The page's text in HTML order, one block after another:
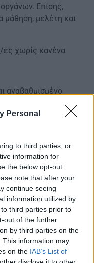
Personal
to third parties, or
information for
the below opt-out
note that after your
continue seeing
information utilized by
third parties prior to
out of the further
by third parties on the
This information may
on the IAB’s List of
Επίσης,
μάθηση, μελέτη και
ές χωρίς κανένα
αναβαθμισμένο
δωρεάν παροχές
τα παιδιά στο σπίτι
με το
για το σχολικό
των τμημάτων
σήμερα
τμήματα σε
Για την επιλογή των
κριτήρια όπως το
ο αριθμός των